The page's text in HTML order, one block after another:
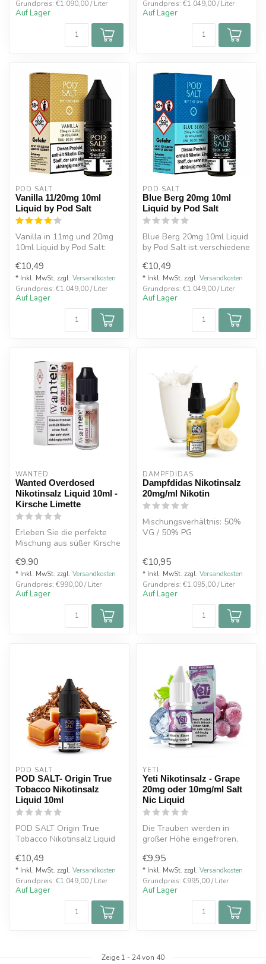
Grundpreis: €1.090,00 / Liter
Auf Lager
Grundpreis: €1.049,00 / Liter
Auf Lager
POD SALT
Vanilla 11/20mg 10ml
Liquid by Pod Salt
Vanilla in 11mg und 20mg
10ml Liquid by Pod Salt:
ei...
€10,49
* Inkl. MwSt. zzgl. Versandkosten
Grundpreis: €1.049,00 / Liter
Auf Lager
POD SALT
Blue Berg 20mg 10ml
Liquid by Pod Salt
Blue Berg 20mg 10ml Liquid
by Pod Salt ist verschiedene
€10,49
* Inkl. MwSt. zzgl. Versandkosten
Grundpreis: €1.049,00 / Liter
Auf Lager
WANTED
Wanted Overdosed
Nikotinsalz Liquid 10ml -
Kirsche Limette
Erleben Sie die perfekte
Mischung aus süßer Kirsche
€9,90
* Inkl. MwSt. zzgl. Versandkosten
Grundpreis: €990,00 / Liter
Auf Lager
DAMPFDIDAS
Dampfdidas Nikotinsalz
20mg/ml Nikotin
Mischungsverhältnis: 50%
VG / 50% PG
Pro...
€10,95
* Inkl. MwSt. zzgl. Versandkosten
Grundpreis: €1.095,00 / Liter
Auf Lager
POD SALT
POD SALT- Origin True
Tobacco Nikotinsalz
Liquid 10ml
POD SALT Origin True
Tobacco Nikotinsalz Liquid
robusten Taba...
€10,49
* Inkl. MwSt. zzgl. Versandkosten
Grundpreis: €1.049,00 / Liter
Auf Lager
YETI
Yeti Nikotinsalz - Grape
20mg oder 10mg/ml Salt
Nic Liquid
Die Trauben werden in
großer Höhe eingefroren,
Misc...
€9,95
* Inkl. MwSt. zzgl. Versandkosten
Grundpreis: €995,00 / Liter
Auf Lager
Zeige 1 - 24von 40